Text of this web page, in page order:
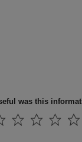
was this